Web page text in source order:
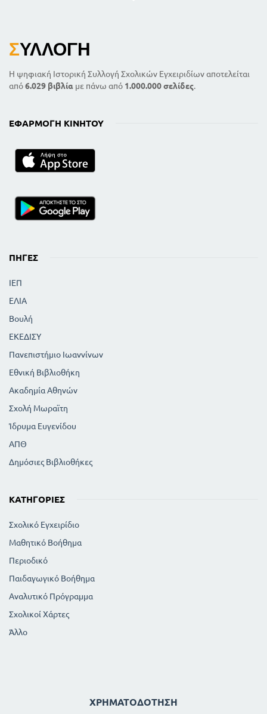
ΣΥΛΛΟΓΉ
Η ψηφιακή Ιστορική Συλλογή Σχολικών Εγχειριδίων αποτελείται
από6.029 βιβλία με πάνω από 1.000.000 σελίδες.
ΕΦΑΡΜΟΓΉ ΚΙΝΗΤΟΎ
ΠΗΓΈΣ
ΙΕΠ
ΕΛΙΑ
Βουλή
ΕΚΕΔΙΣΥ
Πανεπιστήμιο Ιωαννίνων
Εθνική Βιβλιοθήκη
Ακαδημία Αθηνών
Σχολή Μωραϊτη
Ίδρυμα Ευγενίδου
ΑΠΘ
Δημόσιες Βιβλιοθήκες
ΚΑΤΗΓΟΡΊΕΣ
Σχολικό Εγχειρίδιο
Μαθητικό Βοήθημα
Περιοδικό
Παιδαγωγικό Βοήθημα
Αναλυτικό Πρόγραμμα
Σχολικοί Χάρτες
Άλλο
ΧΡΗΜΑΤΟΔΌΤΗΣΗ